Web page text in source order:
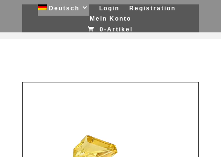
Deutsch Login
Registration
Mein Konto
0-Artikel